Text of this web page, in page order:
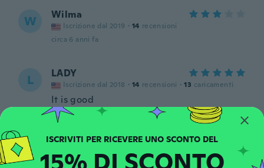
W Wilma
Iscrizione dal 2019 · 14 recensioni
circa 6 anni fa
L LADY
Iscrizione dal 2018 · 14 recensioni · 13 caricamenti
It is good
circa 6 anni fa
M Michelle
Iscrizione dal 2018 · 11 recensioni